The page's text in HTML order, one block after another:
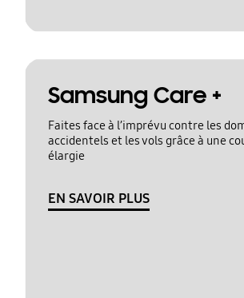
Samsung Care +
Faites face à l’imprévu contre les
accidentels et les vols grâce à une
élargie
EN SAVOIR PLUS